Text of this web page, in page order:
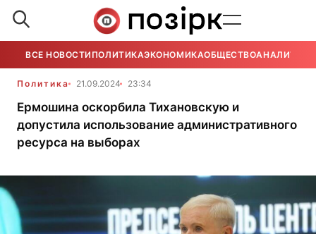
ВСЕ НОВОСТИ ПОЛИТИКАЭКОНОМИКАОБЩЕСТВОАНАЛИТИКА
Политика 21.09.2024 23:34
Ермошина оскорбила Тихановскую и
допустила использование административного
ресурса на выборах